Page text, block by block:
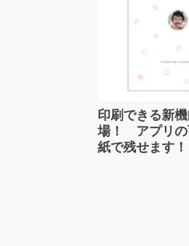
印刷できる新
場！ アプリの
紙で残せます！